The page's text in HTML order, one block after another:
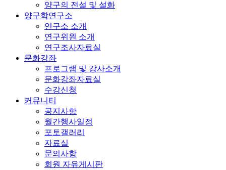
양구의 전설 및 설화
양구학연구소
연구소 소개
연구위원 소개
연구조사자료실
문화강좌
프로그램 및 강사소개
문화강좌자료실
수강신청
커뮤니티
공지사항
월간행사일정
포토갤러리
자료실
문의사항
회원 자유게시판